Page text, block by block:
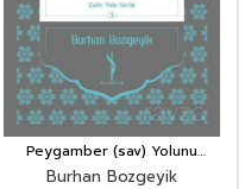
Peygamber (sav) Yolunu
Aydınlatan Büyüklerimiz
Burhan Bozgeyik